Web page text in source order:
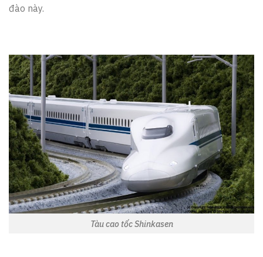
đào này.
Tàu cao tốc Shinkasen